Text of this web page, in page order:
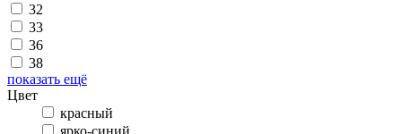
32
33
36
38
показать ещё
Цвет
красный
ярко-синий